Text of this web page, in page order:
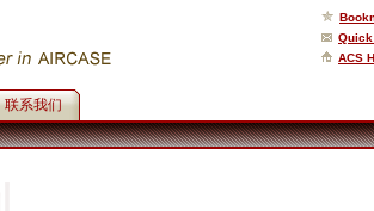
ACS
联系我们